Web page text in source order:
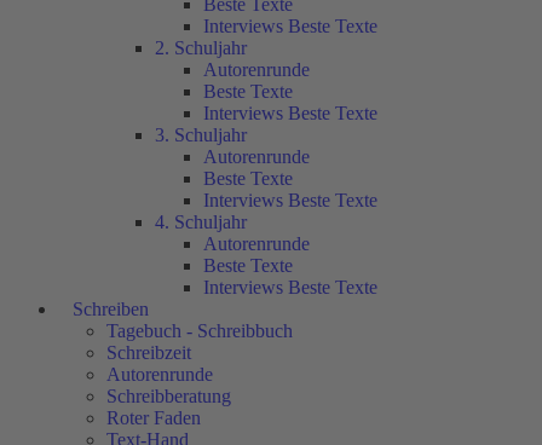
Beste Texte
Interviews Beste Texte
2. Schuljahr
Autorenrunde
Beste Texte
Interviews Beste Texte
3. Schuljahr
Autorenrunde
Beste Texte
Interviews Beste Texte
4. Schuljahr
Autorenrunde
Beste Texte
Interviews Beste Texte
Schreiben
Tagebuch - Schreibbuch
Schreibzeit
Autorenrunde
Schreibberatung
Roter Faden
Text-Hand